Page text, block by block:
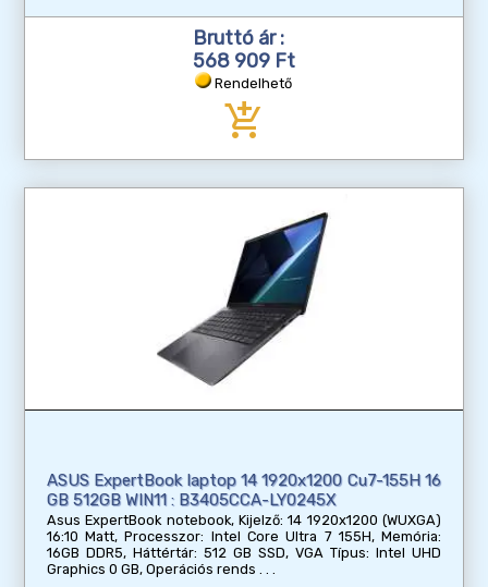
Bruttó ár :
568 909 Ft
Rendelhető
add_shopping_cart
ASUS ExpertBook laptop 14 1920x1200 Cu7-155H 16
GB 512GB WIN11 : B3405CCA-LY0245X
Asus ExpertBook notebook, Kijelző: 14 1920x1200 (WUXGA)
16:10 Matt, Processzor: Intel Core Ultra 7 155H, Memória:
16GB DDR5, Háttértár: 512 GB SSD, VGA Típus: Intel UHD
Graphics 0 GB, Operációs rends